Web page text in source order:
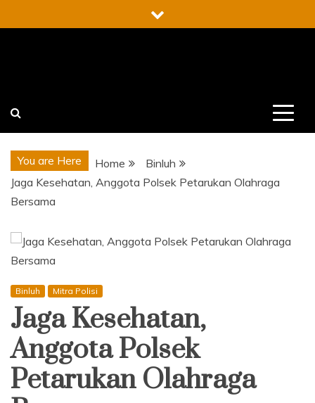
to
You are Here Home
Binluh
Jaga Kesehatan, Anggota Polsek Petarukan Olahraga
Bersama
Binluh Mitra Polisi
Jaga Kesehatan,
Anggota Polsek
Petarukan Olahraga